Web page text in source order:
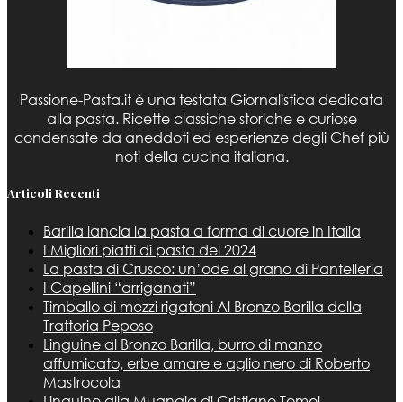
Passione-Pasta.it è una testata Giornalistica dedicata
alla pasta. Ricette classiche storiche e curiose
condensate da aneddoti ed esperienze degli Chef più
noti della cucina italiana.
Articoli Recenti
Barilla lancia la pasta a forma di cuore in Italia
I Migliori piatti di pasta del 2024
La pasta di Crusco: un’ode al grano di Pantelleria
I Capellini “arriganati”
Timballo di mezzi rigatoni Al Bronzo Barilla della
Trattoria Peposo
Linguine al Bronzo Barilla, burro di manzo
affumicato, erbe amare e aglio nero di Roberto
Mastrocola